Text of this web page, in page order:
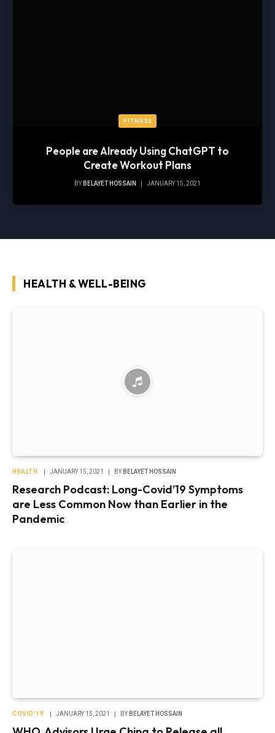
FITNESS
People are Already Using ChatGPT to
Create Workout Plans
BY BELAYET HOSSAIN JANUARY 15, 2021
HEALTH & WELL-BEING
HEALTH JANUARY 15, 2021 BY BELAYET HOSSAIN
Research Podcast: Long-Covid’19 Symptoms
are Less Common Now than Earlier in the
Pandemic
COVID'19 JANUARY 15, 2021 BY BELAYET HOSSAIN